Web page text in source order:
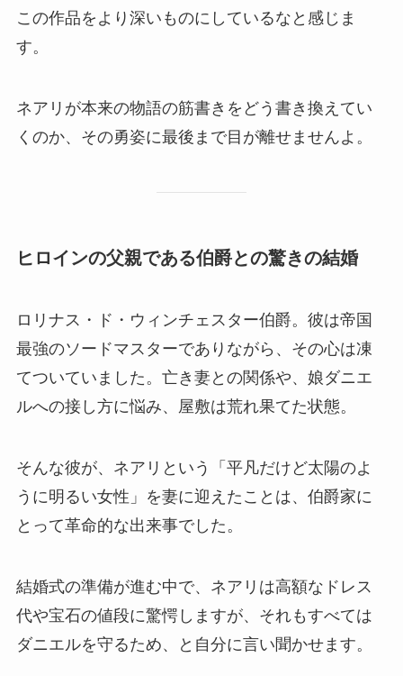
この作品をより深いものにしているなと感じま
す。
ネアリが本来の物語の筋書きをどう書き換えてい
くのか、その勇姿に最後まで目が離せませんよ。
ヒロインの父親である伯爵との驚きの結婚
ロリナス・ド・ウィンチェスター伯爵。彼は帝国
最強のソードマスターでありながら、その心は凍
てついていました。亡き妻との関係や、娘ダニエ
ルへの接し方に悩み、屋敷は荒れ果てた状態。
そんな彼が、ネアリという「平凡だけど太陽のよ
うに明るい女性」を妻に迎えたことは、伯爵家に
とって革命的な出来事でした。
結婚式の準備が進む中で、ネアリは高額なドレス
代や宝石の値段に驚愕しますが、それもすべては
ダニエルを守るため、と自分に言い聞かせます。